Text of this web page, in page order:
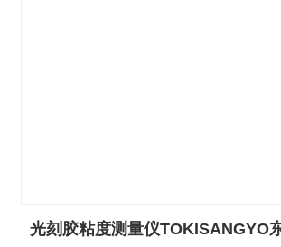
光刻胶粘度测量仪TOKISANGYO